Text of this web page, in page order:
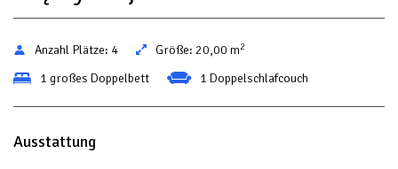
Anzahl Plätze: 4 Größe: 20,00 m2
1 großes Doppelbett 1 Doppelschlafcouch
Ausstattung